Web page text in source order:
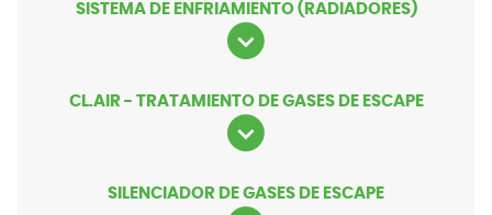
SISTEMA DE ENFRIAMIENTO (RADIADORES)
CL.AIR - TRATAMIENTO DE GASES DE ESCAPE
SILENCIADOR DE GASES DE ESCAPE